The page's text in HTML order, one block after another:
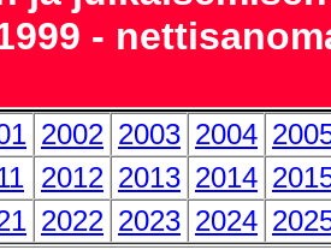
-
2002 2003 2004
2012 2013 2014
2022 2023 2024